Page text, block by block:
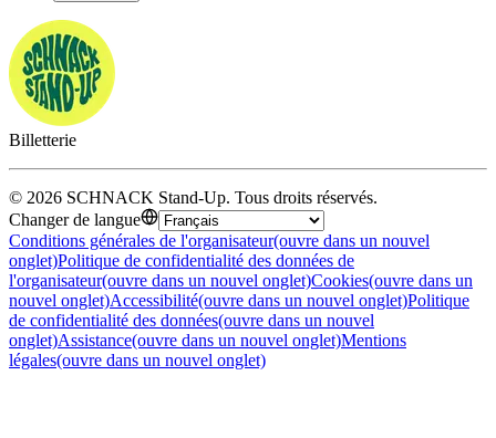
Billetterie
© 2026 SCHNACK Stand-Up. Tous droits réservés.
Changer de langue
Conditions générales de l'organisateur(ouvre dans un nouvel
onglet)Politique de confidentialité des données de
l'organisateur(ouvre dans un nouvel onglet)Cookies(ouvre dans un
nouvel onglet)Accessibilité(ouvre dans un nouvel onglet)Politique
de confidentialité des données(ouvre dans un nouvel
onglet)Assistance(ouvre dans un nouvel onglet)Mentions
légales(ouvre dans un nouvel onglet)